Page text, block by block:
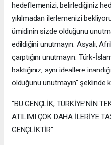
hedeflemenizi, belirlediğiniz
yıkılmadan ilerlemenizi
ümidinin sizde olduğunu
edildiğini unutmayın. Asyalı,
çarptığını unutmayın. Türk-
baktığınız, aynı ideallere
olduğunu unutmayın" şeklinde
"BU GENÇLİK, TÜRKİYE’NİN
ATILIMI ÇOK DAHA İLERİYE
GENÇLİKTİR"